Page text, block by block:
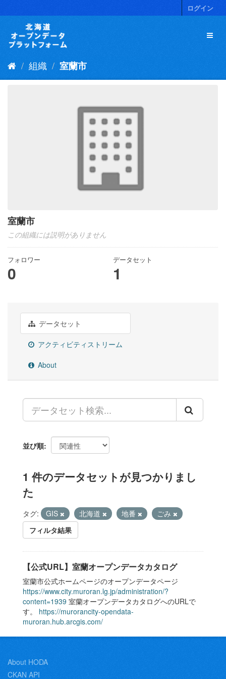
キ
ログイン
組織 室蘭市
室蘭市
この組織には説明がありません
フォロワー
0
データセット
1
データセット
アクティビティストリーム
About
並び順
1 件のデータセットが見つかりまし
た
タグ: GIS 北海道 地番
ごみ
フィルタ結果
【公式URL】室蘭オープンデータカタログ
室蘭市公式ホームページのオープンデータページ
https://www.city.muroran.lg.jp/administration/?
content=1939 室蘭オープンデータカタログへのURLで
す。 https://murorancity-opendata-
muroran.hub.arcgis.com/
About HODA
CKAN API